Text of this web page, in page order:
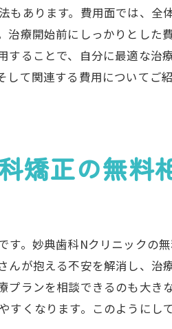
医を見つける方法
リニックの評価
リニックの特徴
ェックポイント
笑顔の変革
るためのステップ
手にするための行動
顔改善のヒント
あります。費用面では、全
療開始前にしっかりとした
ることで、自分に最適な治
て関連する費用についてご
矯正の無料
。妙典歯科Nクリニックの
が抱える不安を解消し、治
ランを相談できるのも大き
くなります。このようにし